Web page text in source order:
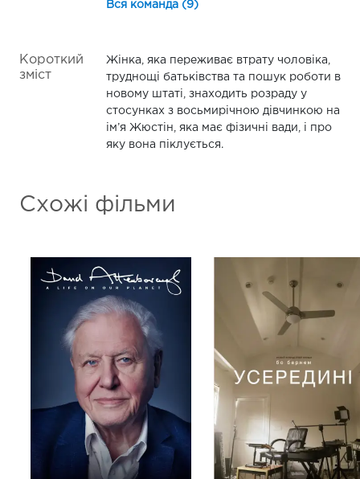
Вся команда (9)
Короткий
зміст
Жінка, яка переживає втрату чоловіка,
труднощі батьківства та пошук роботи в
новому штаті, знаходить розраду у
стосунках з восьмирічною дівчинкою на
ім’я Жюстін, яка має фізичні вади, і про
яку вона піклується.
Схожі фільми